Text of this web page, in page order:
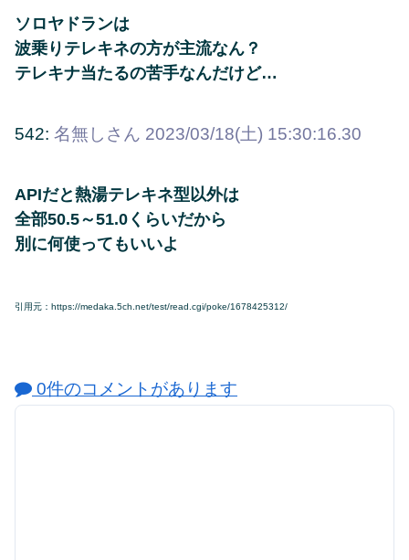
ソロヤドランは
波乗りテレキネの方が主流なん？
テレキナ当たるの苦手なんだけど…
542: 名無しさん 2023/03/18(土) 15:30:16.30
APIだと熱湯テレキネ型以外は
全部50.5～51.0くらいだから
別に何使ってもいいよ
引用元：https://medaka.5ch.net/test/read.cgi/poke/1678425312/
0件のコメントがあります